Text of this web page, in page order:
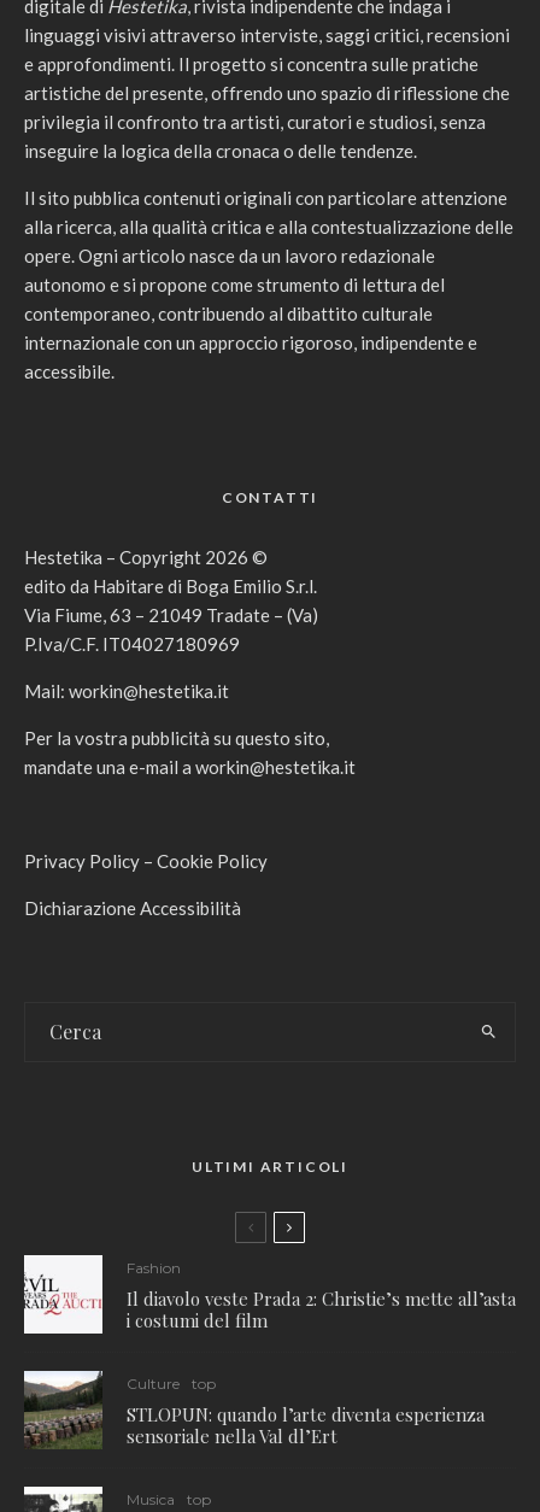
digitale di Hestetika , rivista indipendente che indaga i
linguaggi visivi attraverso interviste, saggi critici, recensioni
e approfondimenti. Il progetto si concentra sulle pratiche
artistiche del presente, offrendo uno spazio di riflessione che
privilegia il confronto tra artisti, curatori e studiosi, senza
inseguire la logica della cronaca o delle tendenze.
Il sito pubblica contenuti originali con particolare attenzione
alla ricerca, alla qualità critica e alla contestualizzazione delle
opere. Ogni articolo nasce da un lavoro redazionale
autonomo e si propone come strumento di lettura del
contemporaneo, contribuendo al dibattito culturale
internazionale con un approccio rigoroso, indipendente e
accessibile.
CONTATTI
Hestetika – Copyright 2026 ©
edito da Habitare di Boga Emilio S.r.l.
Via Fiume, 63 – 21049 Tradate – (Va)
P.Iva/C.F. IT04027180969
Mail: workin@hestetika.it
Per la vostra pubblicità su questo sito,
mandate una e-mail a workin@hestetika.it
Privacy Policy – Cookie Policy
Dichiarazione Accessibilità
ULTIMI ARTICOLI
Fashion
Il diavolo veste Prada 2: Christie’s mette all’asta
i costumi del film
Culture top
STLOPUN: quando l’arte diventa esperienza
sensoriale nella Val dl’Ert
Musica top